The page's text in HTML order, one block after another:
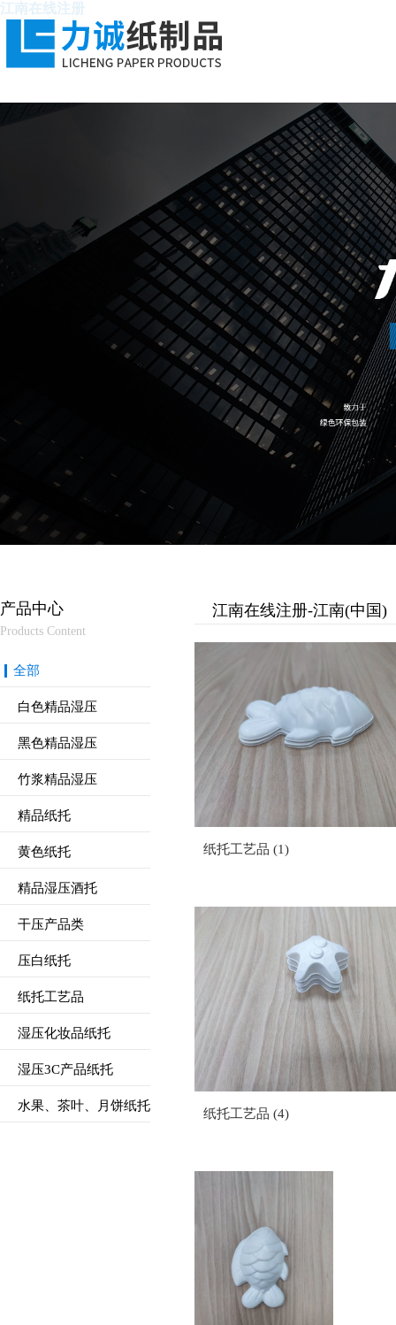
江南在线注册
产品中心
Products Content
全部
白色精品湿压
黑色精品湿压
竹浆精品湿压
精品纸托
黄色纸托
精品湿压酒托
干压产品类
压白纸托
纸托工艺品
湿压化妆品纸托
湿压3C产品纸托
水果、茶叶、月饼纸托
江南在线注册-江南(中国)
纸托工艺品 (1)
纸托工艺品 (4)